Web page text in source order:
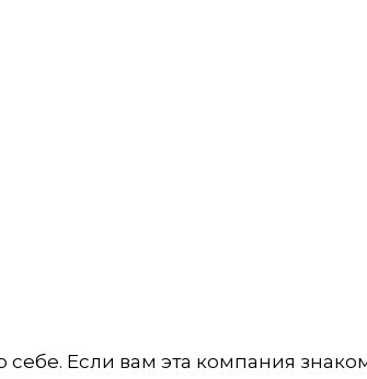
Если вам эта компания